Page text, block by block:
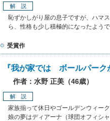
解 説
恥ずかしがり屋の息子ですが、ハマ
ら、性格も少し積極的になったよう
受賞作
『我が家では ボールパーク
作者：水野 正美（46歳）
解 説
家族揃って休日やゴールデンウィー
娘の夢はディアーナ（球団オフィシ